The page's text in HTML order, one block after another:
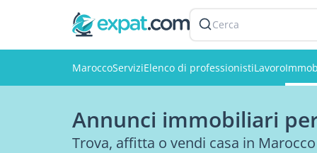
Cerca
MaroccoServiziElenco di professionistiLavoro
Annunci immobiliari
Trova, affitta o vendi casa in Marocco